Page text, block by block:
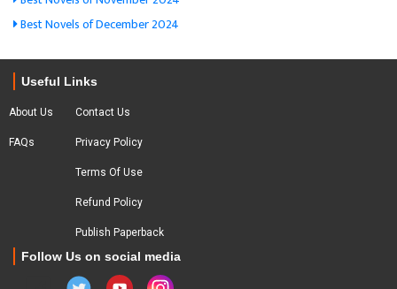
Best Novels of December 2024
Useful Links
About Us
FAQs
Contact Us
Privacy Policy
Terms Of Use
Refund Policy
Publish Paperback
Follow Us on social media